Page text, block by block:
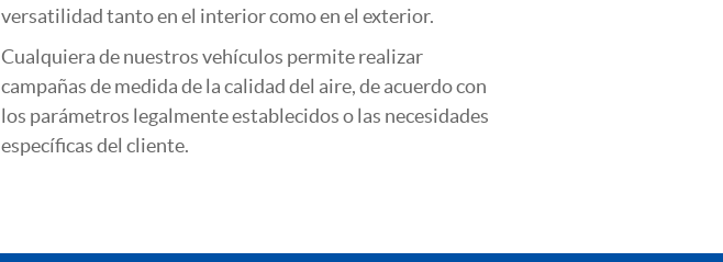
versatilidad tanto en el interior como en el exterior.
Cualquiera de nuestros vehículos permite realizar
campañas de medida de la calidad del aire, de acuerdo con
los parámetros legalmente establecidos o las necesidades
específicas del cliente.